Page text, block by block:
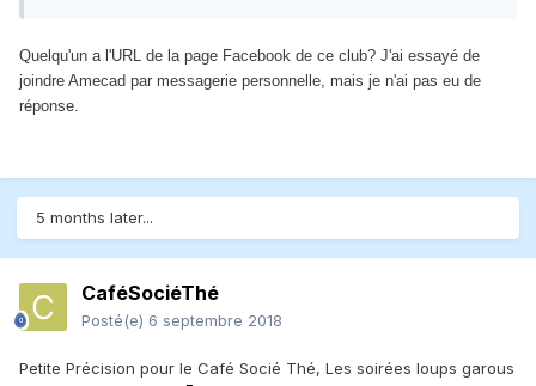
Quelqu'un a l'URL de la page Facebook de ce club? J'ai essayé de
joindre Amecad par messagerie personnelle, mais je n'ai pas eu de
réponse.
5 months later...
CaféSociéThé
Posté(e) 6 septembre 2018
Petite Précision pour le Café Socié Thé, Les soirées loups garous